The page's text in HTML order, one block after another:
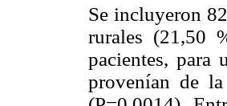
Se incluyeron
rurales (21,50
pacientes, para
provenían de